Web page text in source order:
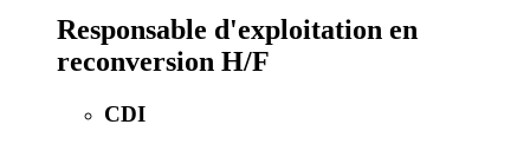
Responsable d'exploitation en
reconversion H/F
CDI